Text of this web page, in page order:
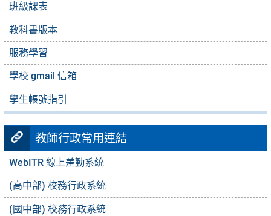
班級課表
教科書版本
服務學習
學校 gmail 信箱
學生帳號指引
教師行政常用連結
WebITR 線上差勤系統
(高中部) 校務行政系統
(國中部) 校務行政系統